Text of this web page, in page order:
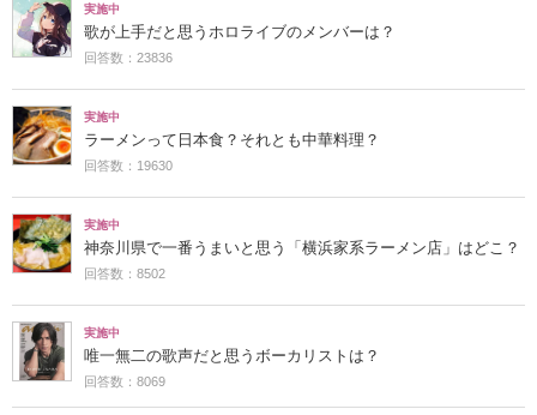
実施中
歌が上手だと思うホロライブのメンバーは？
回答数：23836
実施中
ラーメンって日本食？それとも中華料理？
回答数：19630
実施中
神奈川県で一番うまいと思う「横浜家系ラーメン店」はどこ？
回答数：8502
実施中
唯一無二の歌声だと思うボーカリストは？
回答数：8069